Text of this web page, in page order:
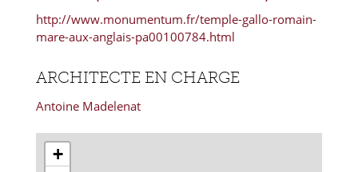
http://www.monumentum.fr/temple-gallo-romain-
mare-aux-anglais-pa00100784.html
ARCHITECTE EN CHARGE
Antoine Madelenat
+